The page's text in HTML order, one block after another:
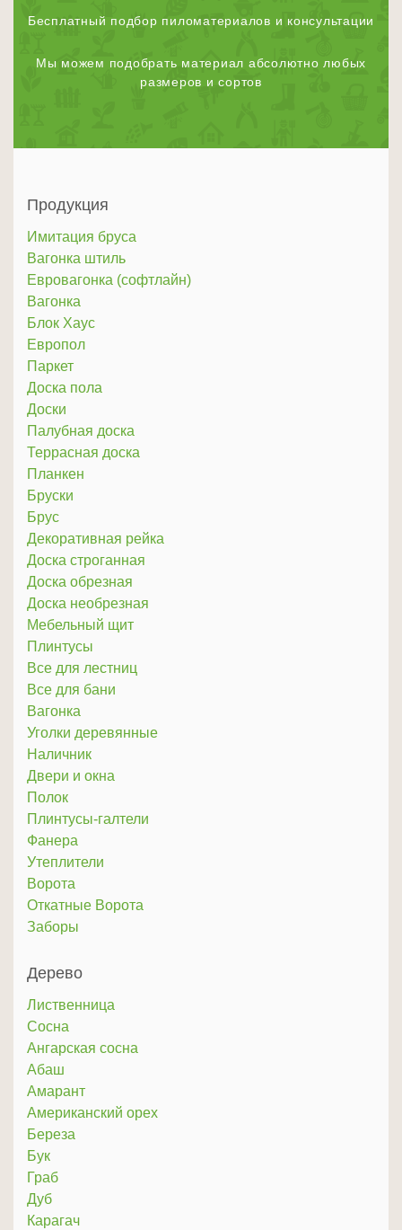
Бесплатный подбор пиломатериалов и консультации
Мы можем подобрать материал абсолютно любых
размеров и сортов
Продукция
Имитация бруса
Вагонка штиль
Евровагонка (софтлайн)
Вагонка
Блок Хаус
Европол
Паркет
Доска пола
Доски
Палубная доска
Террасная доска
Планкен
Бруски
Брус
Декоративная рейка
Доска строганная
Доска обрезная
Доска необрезная
Мебельный щит
Плинтусы
Все для лестниц
Все для бани
Вагонка
Уголки деревянные
Наличник
Двери и окна
Полок
Плинтусы-галтели
Фанера
Утеплители
Ворота
Откатные Ворота
Заборы
Дерево
Лиственница
Сосна
Ангарская сосна
Абаш
Амарант
Американский орех
Береза
Бук
Граб
Дуб
Карагач